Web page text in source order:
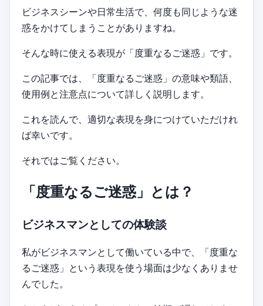
ビジネスシーンや日常生活で、何度も同じような迷
惑をかけてしまうことがありますね。
そんな時に使える表現が「度重なるご迷惑」です。
この記事では、「度重なるご迷惑」の意味や類語、
使用例と注意点について詳しく説明します。
これを読んで、適切な表現を身につけていただけれ
ば幸いです。
それではご覧ください。
「度重なるご迷惑」とは？
ビジネスマンとしての体験談
私がビジネスマンとして働いている中で、「度重な
るご迷惑」という表現を使う場面は少なくありませ
んでした。